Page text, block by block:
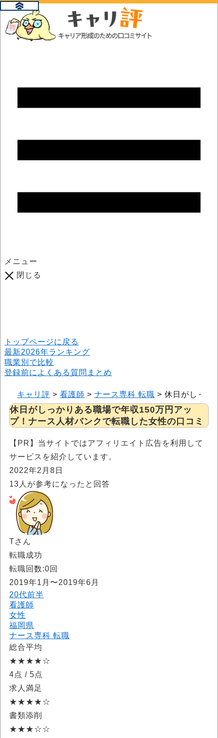
メニュー
閉じる
トップページに戻る
最新2026年ランキング
職業別で比較
登録前によくある質問まとめ
キャリ評 > 看護師 > ナース専科 転職 > 休日がしっか
休日がしっかりある職場で年収150万円アッ
プ！ナース人材バンクで転職した女性の口コミ
【PR】当サイトではアフィリエイト広告を利用して
サービスを紹介しています。
2022年2月8日
13 人が参考になったと回答
Tさん
転職成功
転職回数:0回
2019年1月〜2019年6月
20代前半
看護師
女性
福岡県
ナース専科 転職
総合平均
★★★★☆
4点 / 5点
求人満足
★★★★☆
書類添削
★★★☆☆